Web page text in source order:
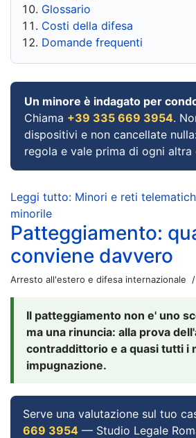
Glossario
Costi della difesa
Domande frequenti
Un minore è indagato per
Chiama +39 335 669 3954.
dispositivi e non cancellate
regola e vale prima di ogni altra
Leggi tutto: Minori e reti
minorile
Patteggiamento:
conviene davvero
Arresto all'estero e difesa internazionale
Il patteggiamento non e' uno
ma una rinuncia: alla prova
contraddittorio e a quasi tutti i
impugnazione.
Serve una valutazione sul tuo
669 3954 — Studio Legale